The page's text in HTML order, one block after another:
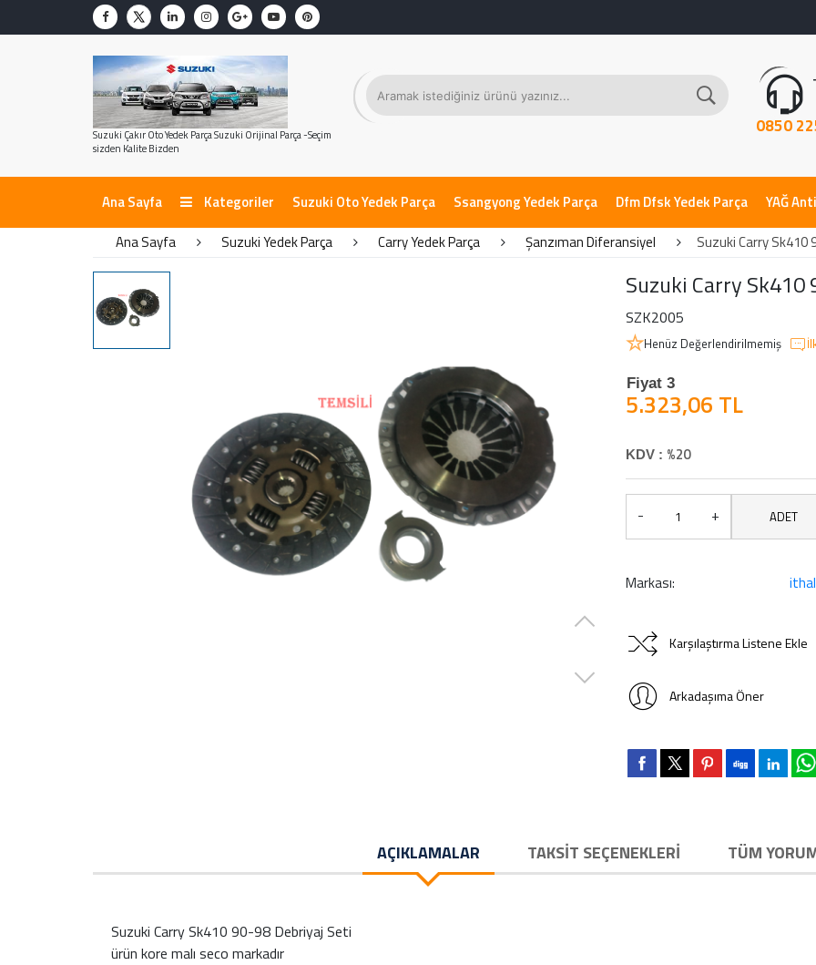
Suzuki Çakır Oto Yedek Parça Suzuki Orijinal Parça -Seçim
sizden Kalite Bizden
0850
Ana Sayfa Kategoriler Suzuki Oto Yedek Parça Ssangyong Yedek Parça Dfm Dfsk Yedek Parça
YAĞ
Ana Sayfa
Suzuki Yedek Parça Carry Yedek Parça Şanzıman Diferansiyel Suzuki Carry
Suzuki Carry
SZK2005
Henüz Değerlendirilmemiş
Fiyat 3
5.323,06 TL
KDV : %20
- + ADET
Markası: ithal
Karşılaştırma Listene Ekle
Arkadaşıma Öner
AÇIKLAMALAR TAKSIT SEÇENEKLERI TÜM
Suzuki Carry Sk410 90-98 Debriyaj Seti
ürün kore malı seco markadır